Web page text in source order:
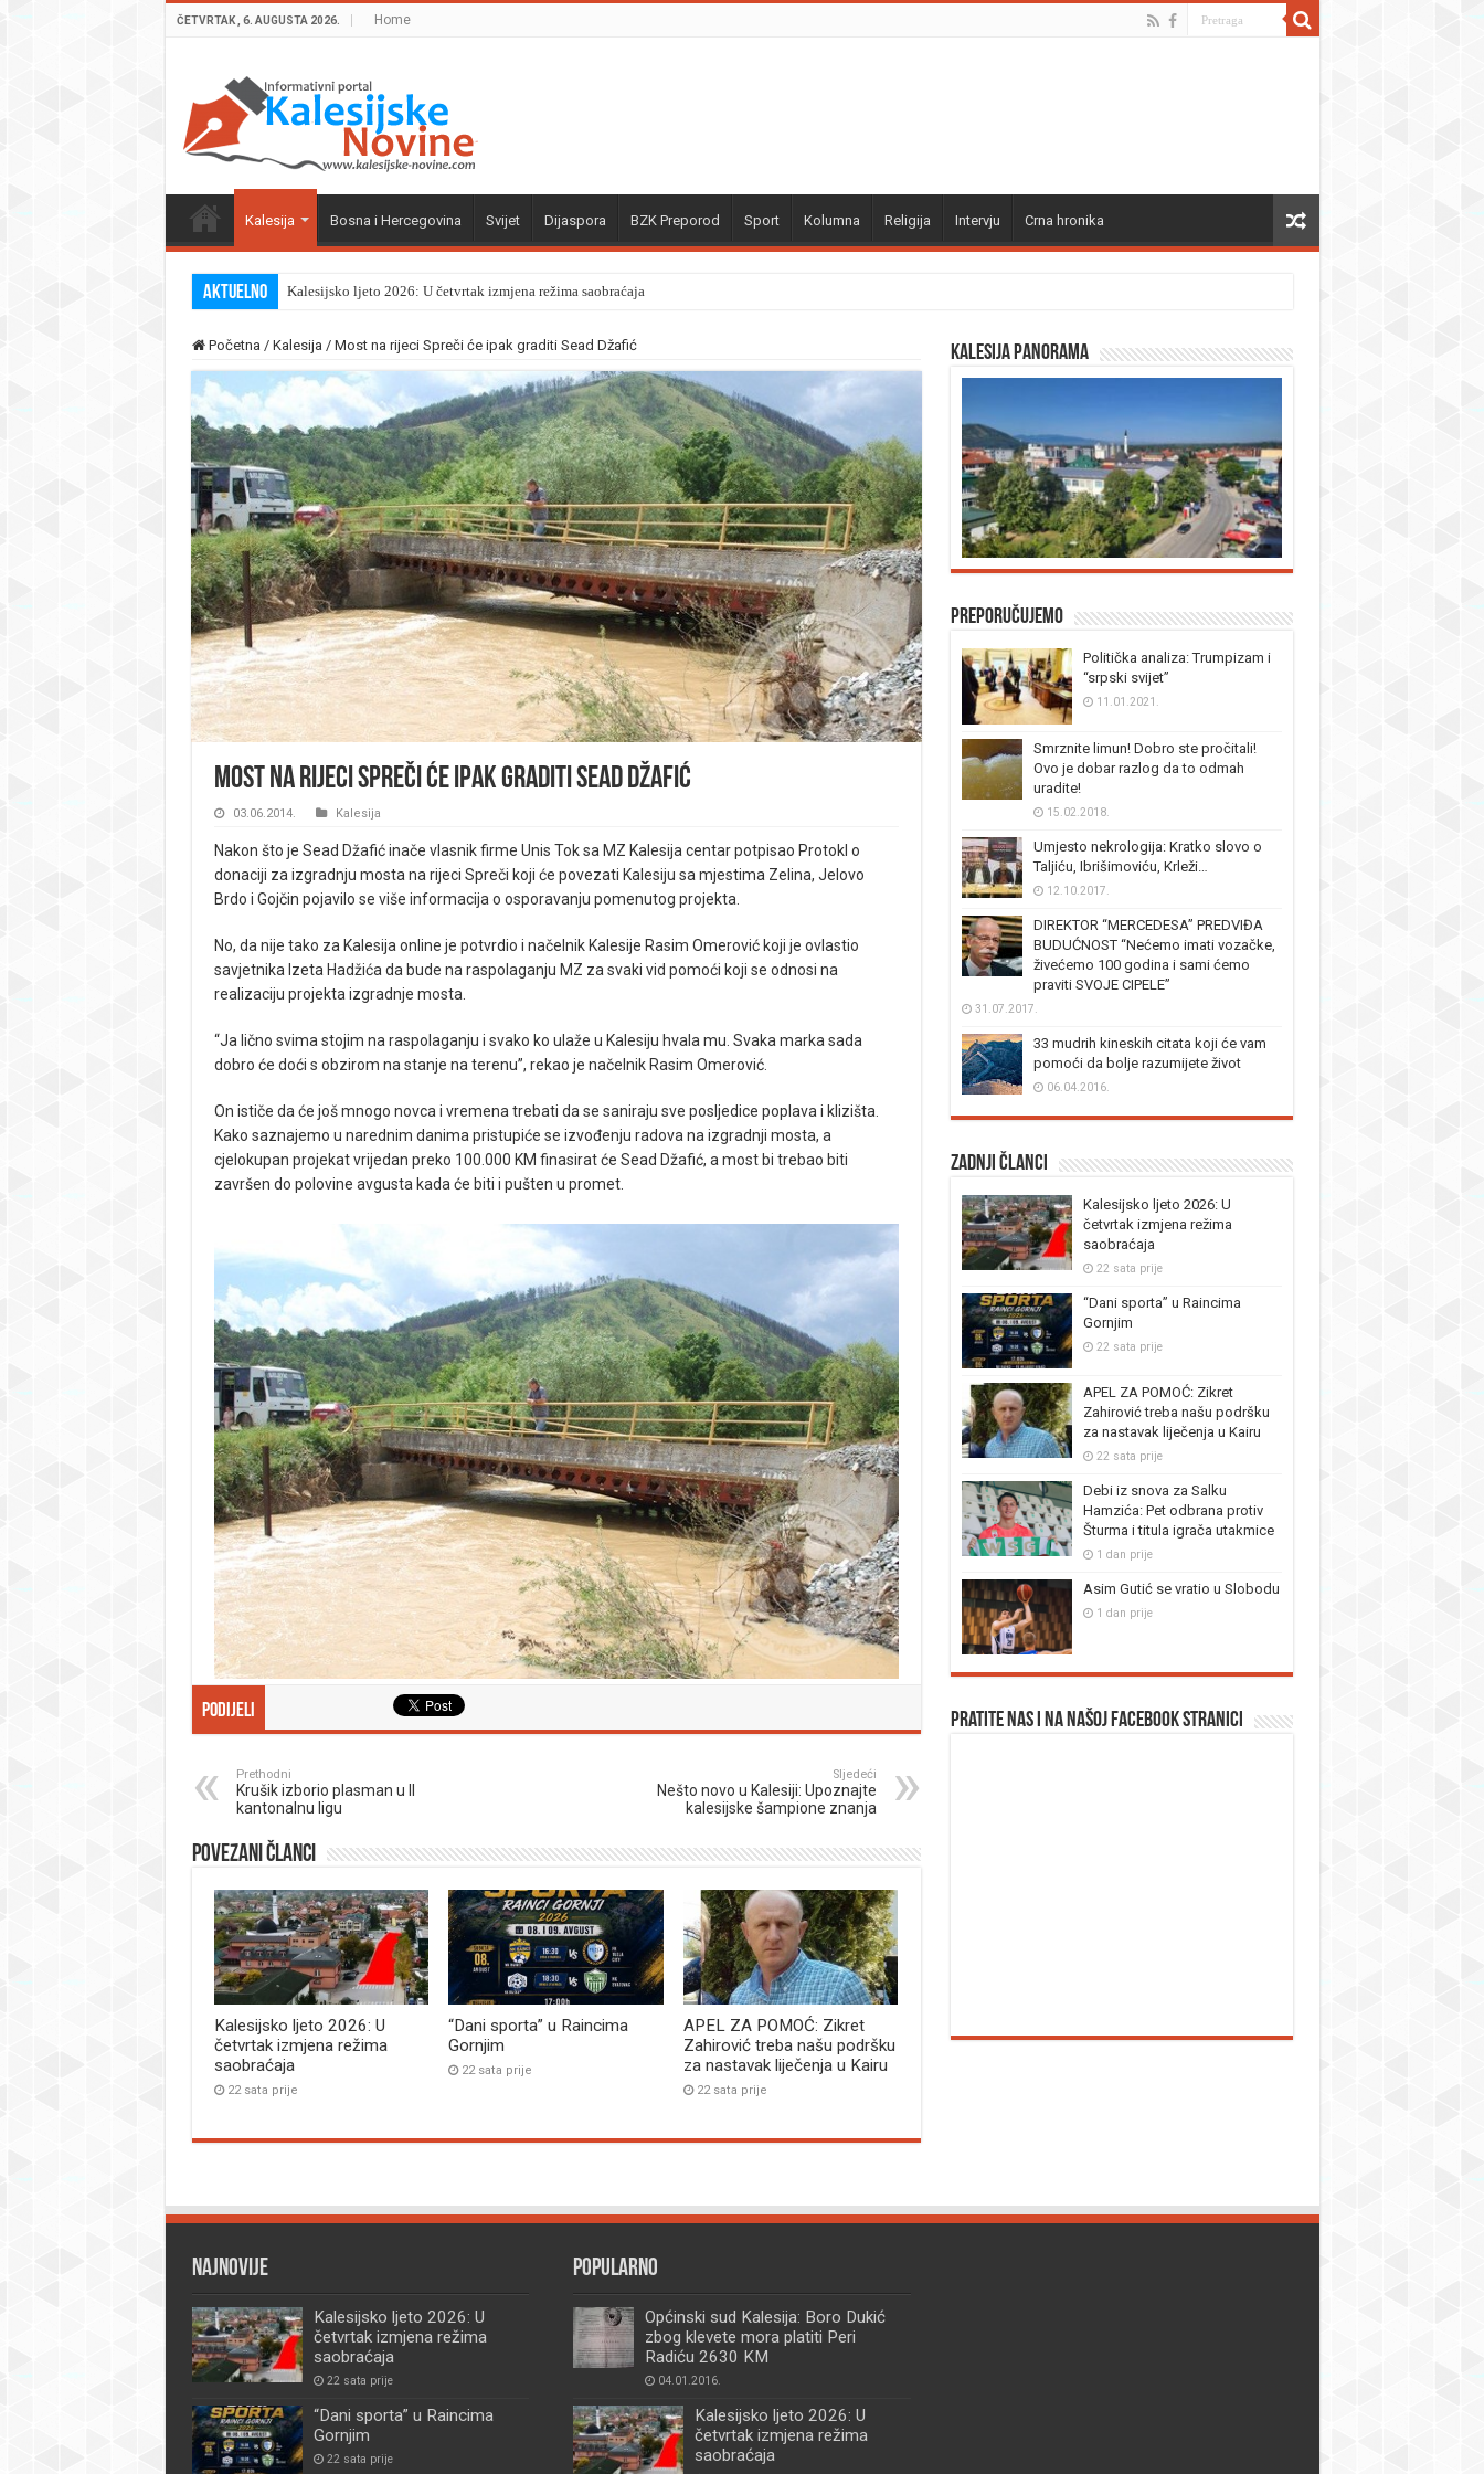
ČETVRTAK , 6. AUGUSTA 2026. Home
Kalesija Bosna i Hercegovina Svijet Dijaspora BZK Preporod Sport Kolumna Religija Intervju Crna hronika
Aktuelno Kalesijsko ljeto 2026: U četvrtak izmjena režima saobraćaja
Početna / Kalesija / Most na rijeci Spreči će ipak graditi Sead Džafić
Most na rijeci Spreči će ipak graditi Sead Džafić
03.06.2014. Kalesija
Nakon što je Sead Džafić inače vlasnik firme Unis Tok sa MZ Kalesija centar potpisao Protokl o
donaciji za izgradnju mosta na rijeci Spreči koji će povezati Kalesiju sa mjestima Zelina, Jelovo
Brdo i Gojčin pojavilo se više informacija o osporavanju pomenutog projekta.
No, da nije tako za Kalesija online je potvrdio i načelnik Kalesije Rasim Omerović koji je ovlastio
savjetnika Izeta Hadžića da bude na raspolaganju MZ za svaki vid pomoći koji se odnosi na
realizaciju projekta izgradnje mosta.
“Ja lično svima stojim na raspolaganju i svako ko ulaže u Kalesiju hvala mu. Svaka marka sada
dobro će doći s obzirom na stanje na terenu”, rekao je načelnik Rasim Omerović.
On ističe da će još mnogo novca i vremena trebati da se saniraju sve posljedice poplava i klizišta.
Kako saznajemo u narednim danima pristupiće se izvođenju radova na izgradnji mosta, a
cjelokupan projekat vrijedan preko 100.000 KM finasirat će Sead Džafić, a most bi trebao biti
završen do polovine avgusta kada će biti i pušten u promet.
Podijeli
Prethodni
Krušik izborio plasman u II
kantonalnu ligu
Sljedeći
Nešto novo u Kalesiji: Upoznajte
kalesijske šampione znanja
Povezani članci
Kalesijsko ljeto 2026: U
četvrtak izmjena režima
saobraćaja
22 sata prije
“Dani sporta” u Raincima
Gornjim
22 sata prije
APEL ZA POMOĆ: Zikret
Zahirović treba našu podršku
za nastavak liječenja u Kairu
22 sata prije
Kalesija panorama
Preporučujemo
Politička analiza: Trumpizam i
“srpski svijet”
11.01.2021.
Smrznite limun! Dobro ste pročitali!
Ovo je dobar razlog da to odmah
uradite!
15.02.2018.
Umjesto nekrologija: Kratko slovo o
Taljiću, Ibrišimoviću, Krleži…
12.10.2017.
DIREKTOR “MERCEDESA” PREDVIĐA
BUDUĆNOST “Nećemo imati vozačke,
živećemo 100 godina i sami ćemo
praviti SVOJE CIPELE”
31.07.2017.
33 mudrih kineskih citata koji će vam
pomoći da bolje razumijete život
06.04.2016.
Zadnji članci
Kalesijsko ljeto 2026: U
četvrtak izmjena režima
saobraćaja
22 sata prije
“Dani sporta” u Raincima
Gornjim
22 sata prije
APEL ZA POMOĆ: Zikret
Zahirović treba našu podršku
za nastavak liječenja u Kairu
22 sata prije
Debi iz snova za Salku
Hamzića: Pet odbrana protiv
Šturma i titula igrača utakmice
1 dan prije
Asim Gutić se vratio u Slobodu
1 dan prije
Pratite nas i na našoj facebook stranici
Najnovije
Kalesijsko ljeto 2026: U
četvrtak izmjena režima
saobraćaja
22 sata prije
“Dani sporta” u Raincima
Gornjim
22 sata prije
Popularno
Općinski sud Kalesija: Boro Dukić
zbog klevete mora platiti Peri
Radiću 2630 KM
04.01.2016.
Kalesijsko ljeto 2026: U
četvrtak izmjena režima
saobraćaja